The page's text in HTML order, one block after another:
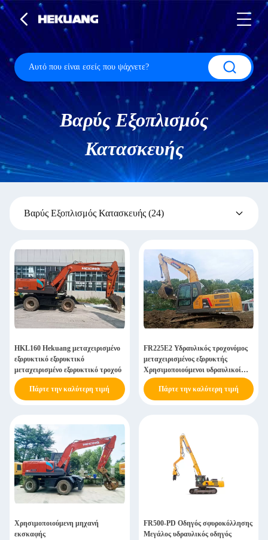
Βαρύς Εξοπλισμός
Κατασκευής
Βαρύς Εξοπλισμός Κατασκευής (24)
HKL160 Hekuang μεταχειρισμένο
εξορυκτικό εξορυκτικό
μεταχειρισμένο εξορυκτικό τροχού
Πάρτε την καλύτερη τιμή
FR225E2 Υδραυλικός τροχονόμος
μεταχειρισμένος εξορυκτής
Χρησιμοποιούμενοι υδραυλικοί
εξορυκτές
Πάρτε την καλύτερη τιμή
Χρησιμοποιούμενη μηχανή
εκσκαφής
FR500-PD Οδηγός σφυροκόλλησης
Μεγάλος υδραυλικός οδηγός